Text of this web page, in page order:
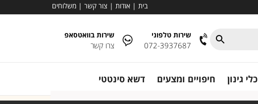
בית| אודות| צור קשר| משלוחים
שירות טלפוני
072-3937687
שירות בוואטסאפ
צרו קשר
כלי גינון חיפויים ומצעים דשא סינטטי